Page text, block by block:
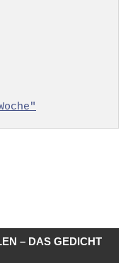
– DAS GEDICHT